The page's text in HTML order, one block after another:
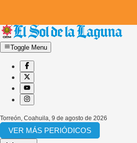
Toggle Menu
Torreón, Coahuila 9 de agosto de 2026
VER MÁS PERIÓDICOS